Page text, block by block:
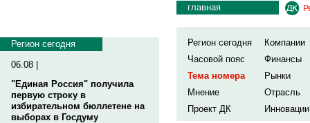
Регион сегодня
06.08 |
"Единая Россия" получила
первую строку в
избирательном бюллетене на
выборах в Госдуму
главная
Регион сегодня
Компании
Часовой пояс
Финансы
Тема номера
Рынки
Мнение
Отрасль
Проект ДК
Инновации